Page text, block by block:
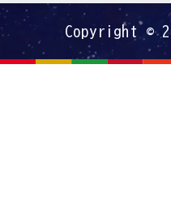
Copyright ©